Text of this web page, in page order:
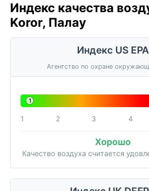
Индекс качества
Koror, Палау
Индекс US EPA
Агентство по охране
1
1 2 3 4
Хорошо
Качество воздуха считается